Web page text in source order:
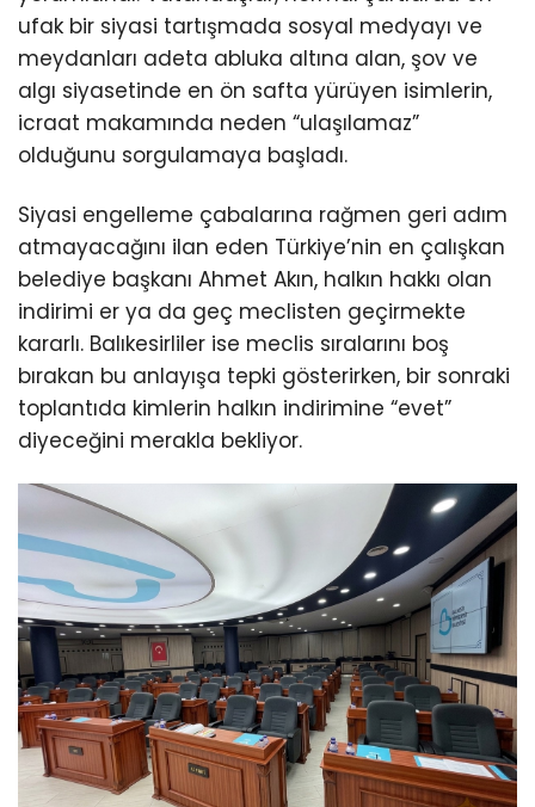
ufak bir siyasi tartışmada sosyal medyayı ve
meydanları adeta abluka altına alan, şov ve
algı siyasetinde en ön safta yürüyen isimlerin,
icraat makamında neden “ulaşılamaz”
olduğunu sorgulamaya başladı.
Siyasi engelleme çabalarına rağmen geri adım
atmayacağını ilan eden Türkiye’nin en çalışkan
belediye başkanı Ahmet Akın, halkın hakkı olan
indirimi er ya da geç meclisten geçirmekte
kararlı. Balıkesirliler ise meclis sıralarını boş
bırakan bu anlayışa tepki gösterirken, bir sonraki
toplantıda kimlerin halkın indirimine “evet”
diyeceğini merakla bekliyor.